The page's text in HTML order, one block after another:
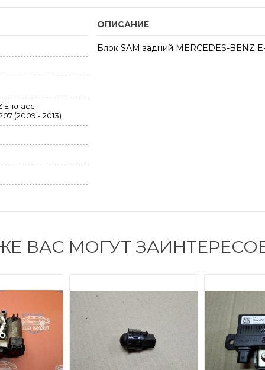
E-класс
(2009 - 2013)
ОПИСАНИЕ
Блок SAM задний MERCEDES-BENZ
ВАС МОГУТ